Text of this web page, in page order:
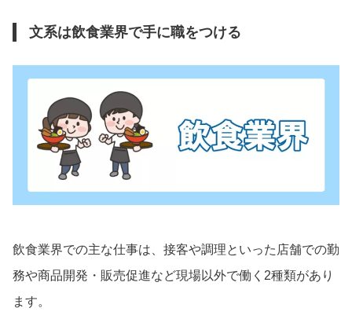
文系は飲食業界で手に職をつける
飲食業界での主な仕事は、接客や調理といった店舗での勤
務や商品開発・販売促進など現場以外で働く2種類があり
ます。